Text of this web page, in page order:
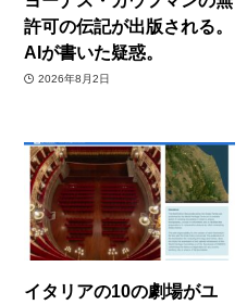
許可の伝記が出版される。
AIが書いた疑惑。
2026年8月2日
イタリアの10の劇場がユ